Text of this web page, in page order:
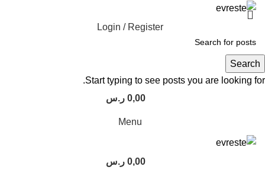
Login / Register
0,00 ر.س
Menu
0,00 ر.س
Search
Start typing to see posts you are looking for.